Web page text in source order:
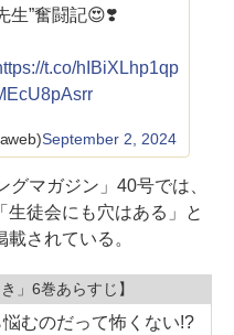
生”奮闘記😍❣️
t.co/hIBiXLhp1qp
September 2, 2024
マガジン」40号では、
生徒会にも穴はある」と
されている。
」6巻あらすじ】
むのだって怖くない!?